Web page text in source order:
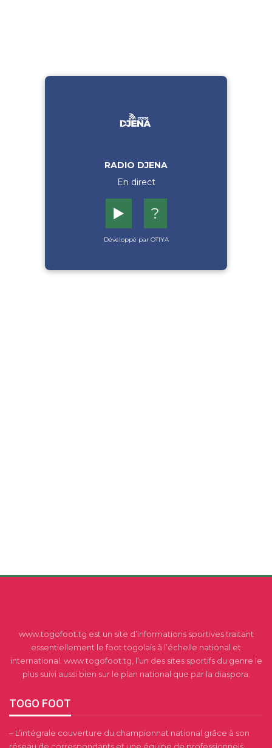
RADIO DJENA
En direct
▶️ ?
Développé par OTIYA
www.togofoot.tg est un site d’informations sportives traitant
essentiellement le foot togolais à l’échelle national et
international. www.togofoot.tg, l’un des sites sportifs du genre le
plus suivi aussi bien sur le plan national que par la diaspora.
TOGO FOOT
– L’intégrale couverture du championnat national grâce à son
réseau de correspondants et une équipe de professionnels,